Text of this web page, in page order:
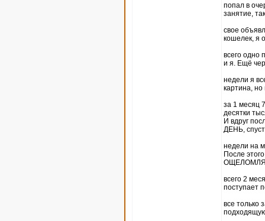
попал в
занятие,
свое
кошелек, я
всего одно
и я. Ещё
недели я
картина, но
за 1 месяц
десятки
И вдруг
ДЕНЬ,
недели на
После
всего 2
поступает
все только